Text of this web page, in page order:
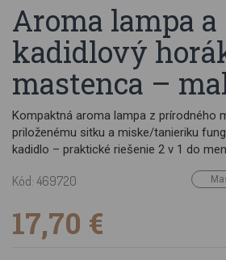
Aroma lampa a
kadidlový
mastenca –
Kompaktná aroma lampa z prírodného
priloženému sitku a miske/tanieriku
kadidlo – praktické riešenie 2 v 1 do
sa uvoľňuje jemne a dlhšie. Každý kus
1: kadidlový horák so sitkom + aroma lampa
sypané živice/kadidlá môžeš páliť na
Kód: 469720
17,70 €